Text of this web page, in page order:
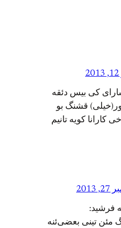
کی بیس دئقه
قشنگ بو
کارانا کویه تانیم
فرشید:
مئن تینی بعضی‌ئنه